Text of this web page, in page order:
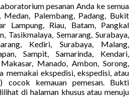
pesanan Anda ke semua
Palembang, Padang, Bukit
Lampung, Riau, Batam, Pangkal
Tasikmalaya, Semarang, Surabaya,
Kediri, Surabaya, Malang,
Sampit, Samarinda, Kendari,
Manado, Ambon, Sorong,
memakai ekspedisi, ekspedisi, atau
cocok kemauan pemesan. Bukti
di halaman khusus atau menuju